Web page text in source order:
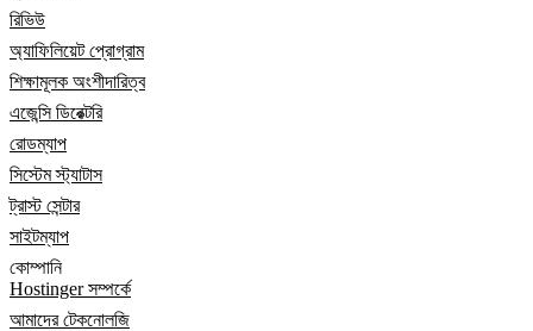
রিভিউ
অ্যাফিলিয়েট প্রোগ্রাম
শিক্ষামূলক অংশীদারিত্ব
এজেন্সি ডিরেক্টরি
রোডম্যাপ
সিস্টেম স্ট্যাটাস
ট্রাস্ট সেন্টার
সাইটম্যাপ
কোম্পানি
Hostinger সম্পর্কে
আমাদের টেকনোলজি